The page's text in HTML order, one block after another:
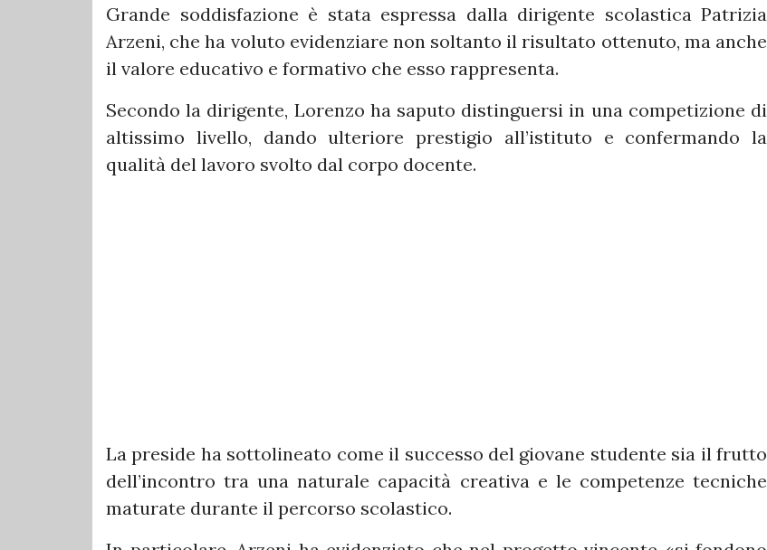
Grande soddisfazione è stata espressa dalla dirigente scolastica Patrizia
Arzeni, che ha voluto evidenziare non soltanto il risultato ottenuto, ma anche
il valore educativo e formativo che esso rappresenta.
Secondo la dirigente, Lorenzo ha saputo distinguersi in una competizione di
altissimo livello, dando ulteriore prestigio all’istituto e confermando la
qualità del lavoro svolto dal corpo docente.
La preside ha sottolineato come il successo del giovane studente sia il frutto
dell’incontro tra una naturale capacità creativa e le competenze tecniche
maturate durante il percorso scolastico.